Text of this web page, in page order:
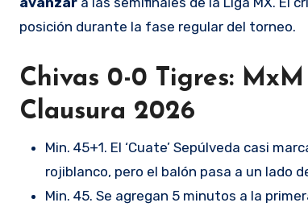
posición durante la fase regular del torneo.
Chivas 0-0 Tigres:
Clausura 2026
Min. 45+1. El ‘Cuate’ Sepúlveda casi
rojiblanco, pero el balón pasa a un lado
Min. 45. Se agregan 5 minutos a la